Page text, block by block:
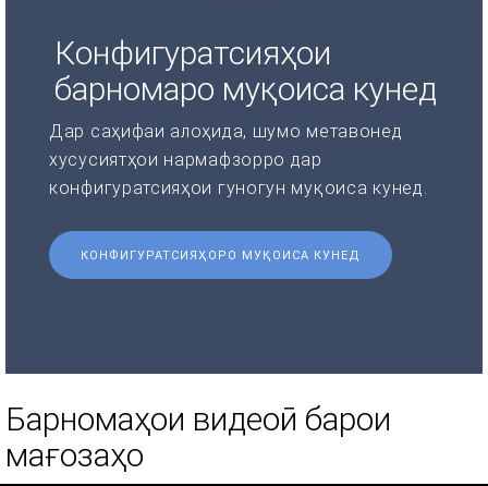
Конфигуратсияҳои
барномаро муқоиса кунед
Дар саҳифаи алоҳида, шумо метавонед
хусусиятҳои нармафзорро дар
конфигуратсияҳои гуногун муқоиса кунед.
КОНФИГУРАТСИЯҲОРО МУҚОИСА КУНЕД
Барномаҳои видеоӣ барои
мағозаҳо